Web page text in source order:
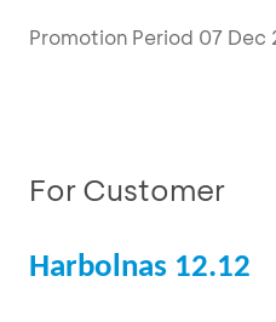
Promotion Period 07
For Customer
Harbolnas 12.12